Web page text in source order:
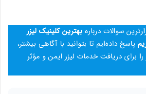
سوالات درباره بهترین کلینیک‌ لیزر
پاسخ داده‌ایم تا بتوانید با آگاهی بیشتر،
برای دریافت خدمات لیزر ایمن و مؤثر